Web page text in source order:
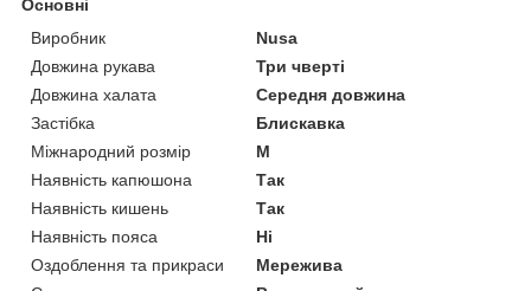
Основні
Виробник
Nusa
Довжина рукава
Три чверті
Довжина халата
Середня довжина
Застібка
Блискавка
Міжнародний розмір
M
Наявність капюшона
Так
Наявність кишень
Так
Наявність пояса
Ні
Оздоблення та прикраси
Мережива